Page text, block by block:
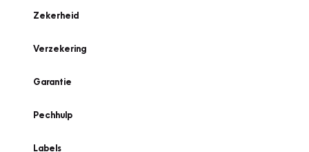
Zekerheid
Verzekering
Garantie
Pechhulp
Labels